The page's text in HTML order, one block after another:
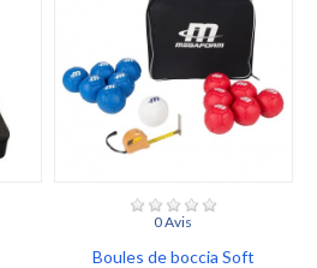
0 Avis
Boules de boccia Soft